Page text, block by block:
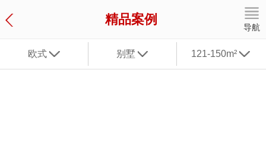
精品案例
导航
欧式 别墅 121-150m²